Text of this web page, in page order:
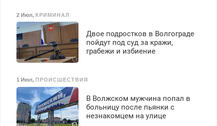
2 Июл, КРИМИНАЛ
Двое подростков в Волгограде
пойдут под суд за кражи,
грабежи и избиение
1 Июл, ПРОИСШЕСТВИЯ
В Волжском мужчина попал в
больницу после пьянки с
незнакомцем на улице